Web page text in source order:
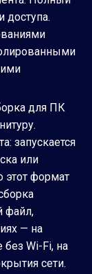
доступа.
для ПК
запускается
или
этот формат
файл,
— на
Wi-Fi, на
сети.